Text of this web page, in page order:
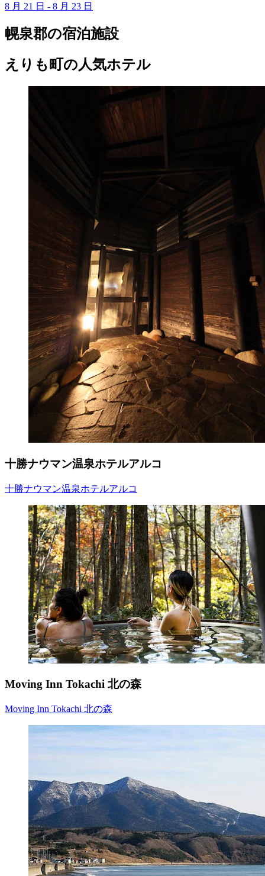
8 月 21 日 - 8 月 23 日
幌泉郡の宿泊施設
えりも町の人気ホテル
十勝ナウマン温泉ホテルアルコ
十勝ナウマン温泉ホテルアルコ
Moving Inn Tokachi 北の森
Moving Inn Tokachi 北の森